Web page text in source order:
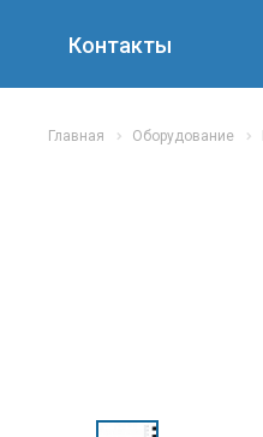
Контакты
Главная Оборудование